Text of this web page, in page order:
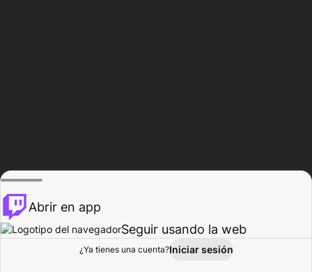
Explorar Actividad
Abrir en app
Seguir usando la web
¿Ya tienes una cuenta?Iniciar sesión